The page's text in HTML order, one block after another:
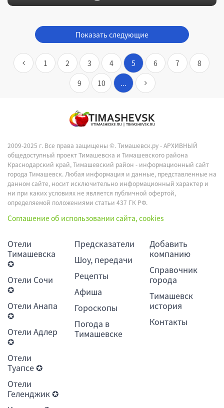
Показать следующие
1 2 3 4 5 6 7
8
9
10 ...
2009-2025 г. Все права защищены ©.Тимашевск.ру - АРХИВНЫЙ
общедоступный проект Тимашевска и Тимашевского района
Краснодарский край, Тимашевский район - информационный сайт
города Тимашевск. Любая информация и данные, представленные на
данном сайте, носит исключительно информационный характер и
ни при каких условиях не является публичной офертой,
определяемой положениями статьи 437 ГК РФ.
Соглашение об использовании сайта, cookies
Отели
Тимашевска
✪
Отели Сочи
✪
Отели Анапа
✪
Отели Адлер
✪
Отели
Туапсе ✪
Отели
Геленджик ✪
Предсказатели
Шоу, передачи
Рецепты
Афиша
Гороскопы
Погода в
Тимашевске
Добавить
компанию
Справочник
города
Тимашевск
история
Контакты